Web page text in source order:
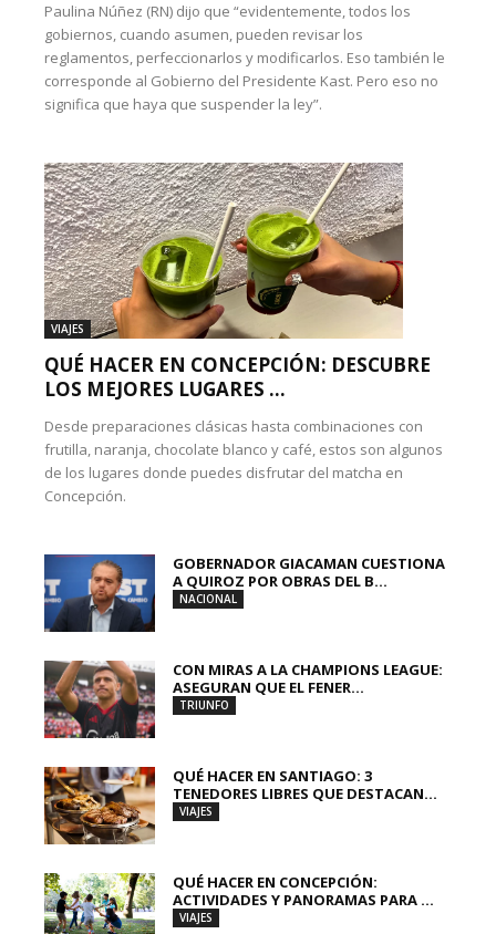
Paulina Núñez (RN) dijo que “evidentemente, todos los
gobiernos, cuando asumen, pueden revisar los
reglamentos, perfeccionarlos y modificarlos. Eso también le
corresponde al Gobierno del Presidente Kast. Pero eso no
significa que haya que suspender la ley”.
VIAJES
QUÉ HACER EN CONCEPCIÓN: DESCUBRE
LOS MEJORES LUGARES ...
Desde preparaciones clásicas hasta combinaciones con
frutilla, naranja, chocolate blanco y café, estos son algunos
de los lugares donde puedes disfrutar del matcha en
Concepción.
GOBERNADOR GIACAMAN CUESTIONA
A QUIROZ POR OBRAS DEL B...
NACIONAL
CON MIRAS A LA CHAMPIONS LEAGUE:
ASEGURAN QUE EL FENER...
TRIUNFO
QUÉ HACER EN SANTIAGO: 3
TENEDORES LIBRES QUE DESTACAN...
VIAJES
QUÉ HACER EN CONCEPCIÓN:
ACTIVIDADES Y PANORAMAS PARA ...
VIAJES